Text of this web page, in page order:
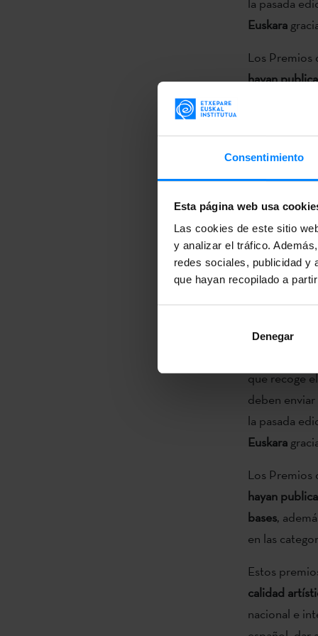
Consentimiento
Esta página web usa
Las cookies de este sitio
y analizar el tráfico.
redes sociales, publicidad y
que hayan recopilado a
Denegar
Euskara
Los Premios
hayan
Estos
digitalización
producción
difundiendo
Costa Rica.
LosPremios
que recoge
deben
la pasada
Euskara
Los Premios
hayan
bases,
en las
Estos
calidad
nacional e